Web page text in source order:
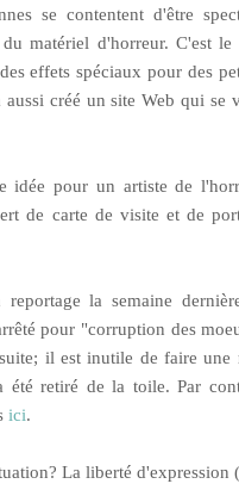
se contentent d'être
matériel d'horreur. C'est
effets spéciaux pour des
créé un site Web qui
idée pour un artiste de
de carte de visite et de
la semaine
pour "corruption des
il est inutile de faire une
retiré de la toile. Par
ici.
La liberté d'expression